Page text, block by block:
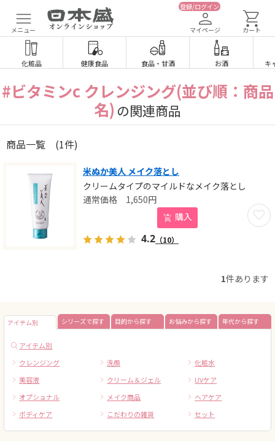
メニュー
登録/ログイン
マイページ カート
化粧品 健康食品 食品・ 甘酒 お酒 キ
#ビタミンc クレンジング(並び順：商品
名) の関連商品
商品一覧 (1件)
米ぬか美人 メイク落とし
クリームタイプのマイルドなメイク落とし
お気
1,650円
購入
4.2 （10）
1件あります
アイテム別 シリーズで探す 目的から探す お悩みから探す 年代から探す
アイテム別
クレンジング
洗顔
化粧水
美容液
クリーム＆ジェル
UVケア
オプショナル
メイク商品
ヘアケア
ボディケア
こだわりの雑貨 セット